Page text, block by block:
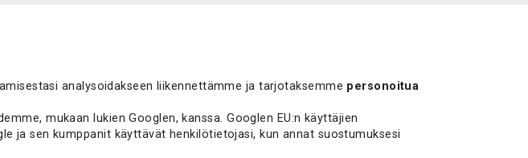
analysoidakseen liikennettämme ja tarjotaksemme personoitua
mukaan lukien Googlen, kanssa. Googlen EU:n käyttäjien
ja sen kumppanit käyttävät henkilötietojasi, kun annat suostumuksesi